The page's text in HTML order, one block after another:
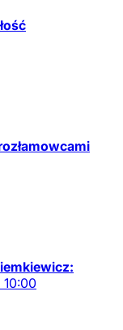
10:00